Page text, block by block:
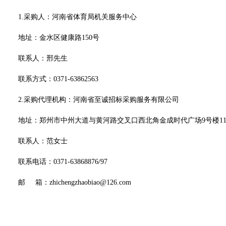
1.采购人：河南省体育局机关服务中心
地址：金水区健康路150号
联系人： 邢先生
联系方式 ： 0371-63862563
2.采购代理机构：河南省至诚招标采购服务有限公司
地址：郑州市中州大道与黄河路交叉口西北角金成时代广场9号楼
联系人： 范女士
联系电话： 0371-63868876/97
邮 箱： zhichengzhaobiao@126.com